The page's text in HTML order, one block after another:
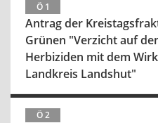
Ö 1
Antrag der
Grünen "Verzicht auf
Herbiziden mit dem
Landkreis Landshut"
Ö 2